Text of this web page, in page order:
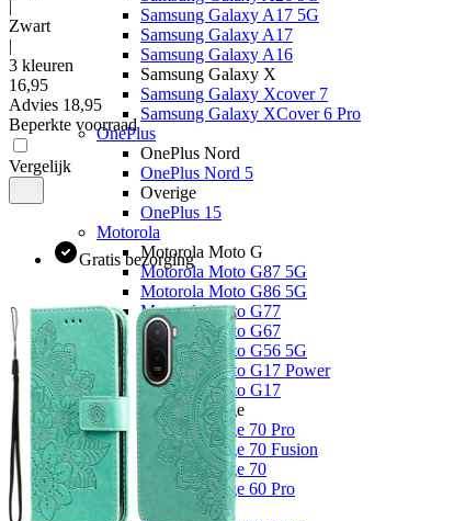
Samsung Galaxy A17 5G
Samsung Galaxy A17
Samsung Galaxy A16
Samsung Galaxy X
Samsung Galaxy Xcover 7
Samsung Galaxy XCover 6 Pro
OnePlus
OnePlus Nord
OnePlus Nord 5
Overige
OnePlus 15
Motorola
Motorola Moto G
Motorola Moto G87 5G
Motorola Moto G86 5G
Motorola Moto G77
Motorola Moto G67
Motorola Moto G56 5G
Motorola Moto G17 Power
Motorola Moto G17
Motorola Edge
Motorola Edge 70 Pro
Motorola Edge 70 Fusion
Motorola Edge 70
Motorola Edge 60 Pro
Overige
|
Zwart
|
3 kleuren
16,95
Advies 18,95
Beperkte voorraad
Vergelijk
Gratis bezorging